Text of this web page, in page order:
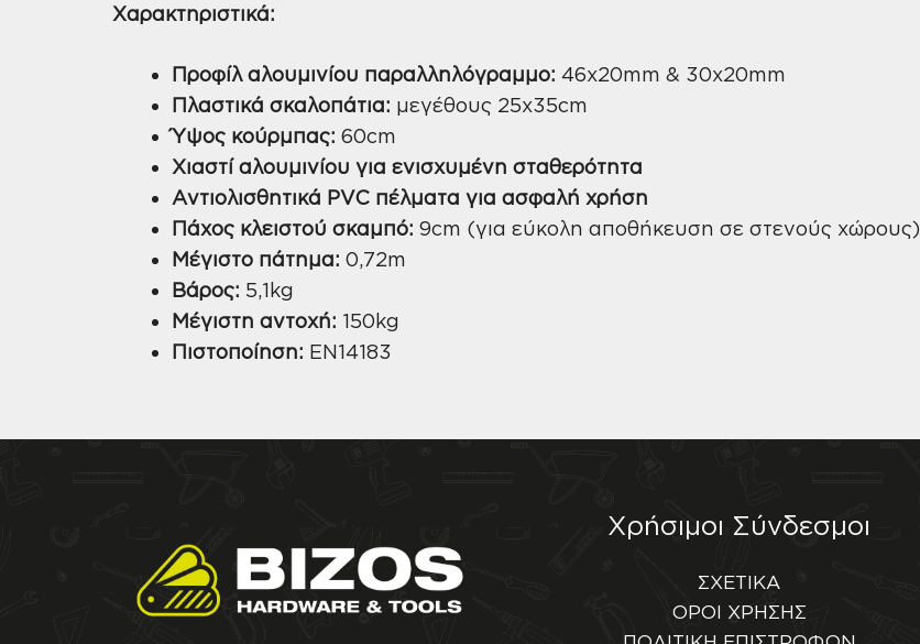
Χαρακτηριστικά:
Προφίλ αλουμινίου παραλληλόγραμμο: 46x20mm & 30x20mm
Πλαστικά σκαλοπάτια: μεγέθους 25x35cm
Ύψος κούρμπας: 60cm
Χιαστί αλουμινίου για ενισχυμένη σταθερότητα
Αντιολισθητικά PVC πέλματα για ασφαλή χρήση
Πάχος κλειστού σκαμπό: 9cm (για εύκολη αποθήκευση σε στενούς χώρους)
Μέγιστο πάτημα: 0,72m
Βάρος: 5,1kg
Μέγιστη αντοχή: 150kg
Πιστοποίηση: EN14183
Χρήσιμοι Σύνδεσμοι
ΣΧΕΤΙΚΑ
ΟΡΟΙ ΧΡΗΣΗΣ